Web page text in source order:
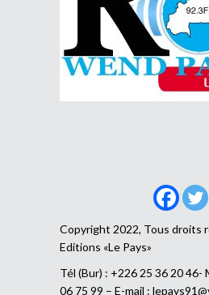
Copyright 2022, Tous droits
Editions «Le Pays»
Tél (Bur) : +226 25 36 20 46-
06 75 99 – E-mail :